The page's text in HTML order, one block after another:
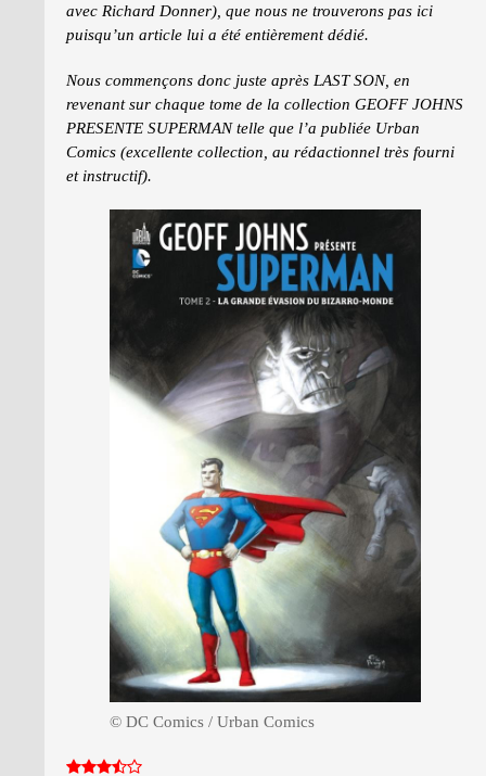
avec Richard Donner), que nous ne trouverons pas ici
puisqu’un article lui a été entièrement dédié.
Nous commençons donc juste après LAST SON, en
revenant sur chaque tome de la collection GEOFF JOHNS
PRESENTE SUPERMAN telle que l’a publiée Urban
Comics (excellente collection, au rédactionnel très fourni
et instructif).
© DC Comics / Urban Comics